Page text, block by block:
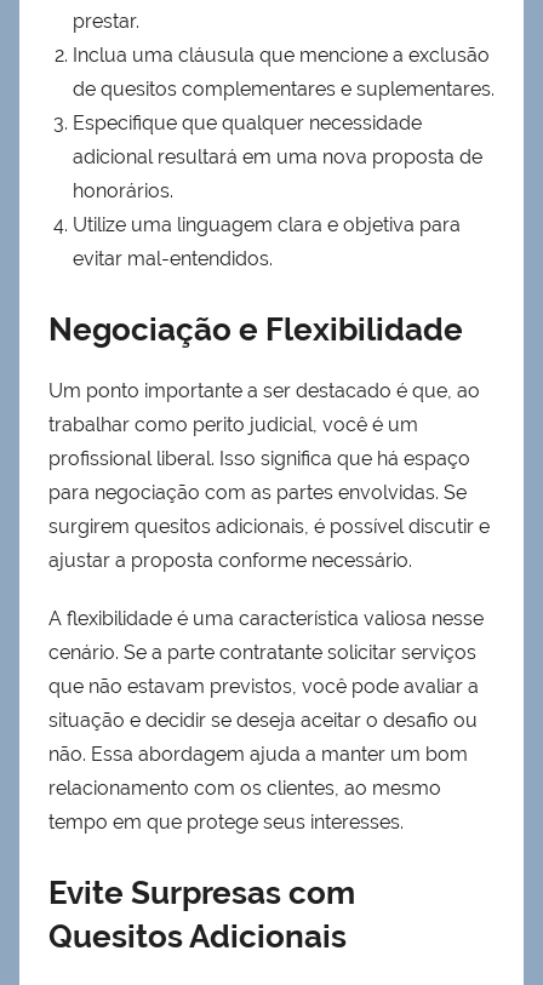
prestar.
Inclua uma cláusula que mencione a exclusão
de quesitos complementares e suplementares.
Especifique que qualquer necessidade
adicional resultará em uma nova proposta de
honorários.
Utilize uma linguagem clara e objetiva para
evitar mal-entendidos.
Negociação e Flexibilidade
Um ponto importante a ser destacado é que, ao
trabalhar como perito judicial, você é um
profissional liberal. Isso significa que há espaço
para negociação com as partes envolvidas. Se
surgirem quesitos adicionais, é possível discutir e
ajustar a proposta conforme necessário.
A flexibilidade é uma característica valiosa nesse
cenário. Se a parte contratante solicitar serviços
que não estavam previstos, você pode avaliar a
situação e decidir se deseja aceitar o desafio ou
não. Essa abordagem ajuda a manter um bom
relacionamento com os clientes, ao mesmo
tempo em que protege seus interesses.
Evite Surpresas com
Quesitos Adicionais